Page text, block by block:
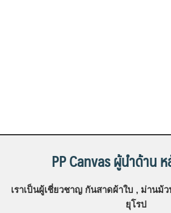
PP Canvas ผู้นำด้าน
เราเป็นผู้เชี่ยวชาญ กันสาดผ้าใบ , ม่านม้
ยุโรป